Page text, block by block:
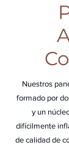
Nuestros
formado por
y un
difícilmente
de calidad de